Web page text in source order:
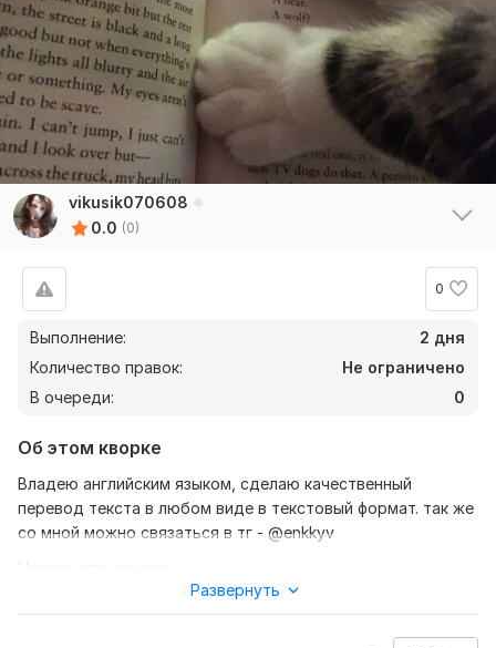
vikusik070608
0.0 (0)
0
Выполнение:
2 дня
Количество правок:
Не ограничено
В очереди:
0
Об этом кворке
Владею английским языком, сделаю качественный
перевод текста в любом виде в текстовый формат. так же
со мной можно связаться в тг - @enkkyv
Ожидаю от вас текст, желательно в формате документа.
Развернуть